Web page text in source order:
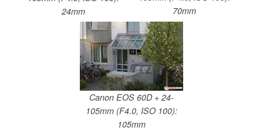
24mm
70mm
Canon EOS 60D + 24-
105mm (F4.0, ISO 100):
105mm